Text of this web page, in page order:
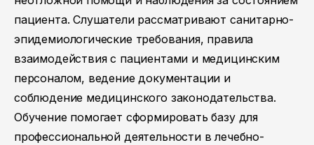
пациента. Слушатели рассматривают санитарно-
эпидемиологические требования, правила
взаимодействия с пациентами и медицинским
персоналом, ведение документации и
соблюдение медицинского законодательства.
Обучение помогает сформировать базу для
профессиональной деятельности в лечебно-